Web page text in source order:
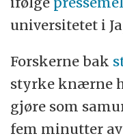
universitetet i
Forskerne bak
styrke knærne
gjøre som
fem minutter av